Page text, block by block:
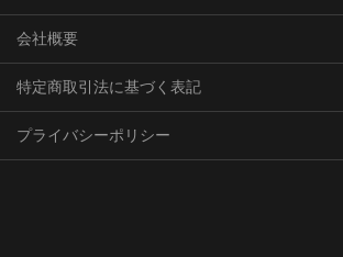
会社概要
特定商取引法に基づく表記
プライバシーポリシー